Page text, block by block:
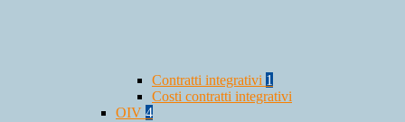
Contratti integrativi 1
Costi contratti integrativi
OIV 4